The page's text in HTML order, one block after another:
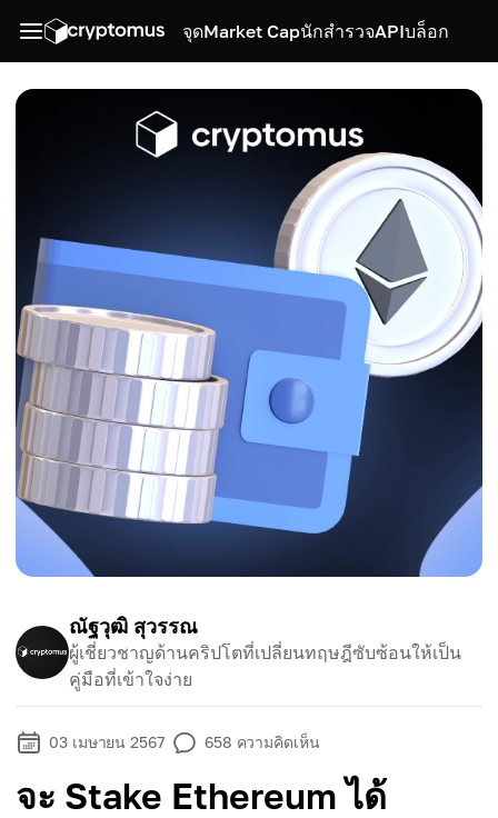
จุดMarket CapนักสำรวจAPIบล็อก
ณัฐวุฒิ สุวรรณ
ผู้เชี่ยวชาญด้านคริปโตที่เปลี่ยนทฤษฎีซับซ้อนให้เป็น
คู่มือที่เข้าใจง่าย
03 เมษายน 2567 658 ความคิดเห็น
จะ Stake Ethereum ได้